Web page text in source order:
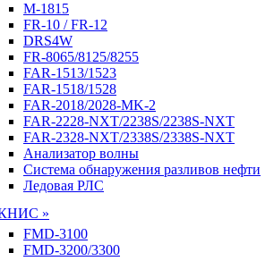
M-1815
FR-10 / FR-12
DRS4W
FR-8065/8125/8255
FAR-1513/1523
FAR-1518/1528
FAR-2018/2028-MK-2
FAR-2228-NXT/2238S/2238S-NXT
FAR-2328-NXT/2338S/2338S-NXT
Анализатор волны
Система обнаружения разливов нефти
Ледовая РЛС
»
FMD-3100
FMD-3200/3300